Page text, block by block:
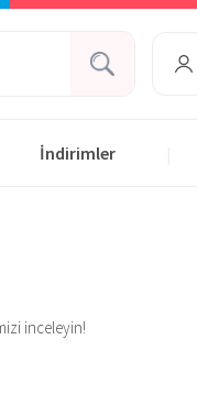
İndirimler
inceleyin!